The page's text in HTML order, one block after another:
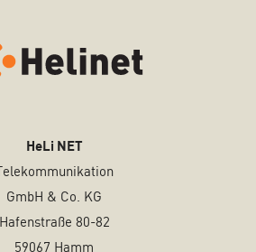
HeLi NET
Telekommunikation
GmbH & Co. KG
Hafenstraße 80-82
59067 Hamm